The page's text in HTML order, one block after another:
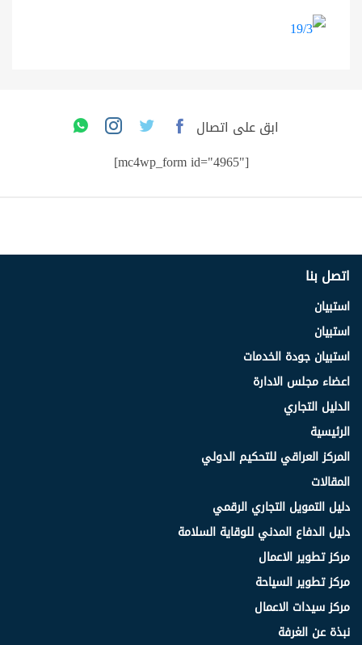
ابق على اتصال
[mc4wp_form id="4965"]
اتصل بنا
استبيان
استبيان
استبيان جودة الخدمات
اعضاء مجلس الادارة
الدليل التجاري
الرئيسية
المركز العراقي للتحكيم الدولي
المقالات
دليل التمويل التجاري الرقمي
دليل الدفاع المدني للوقاية السلامة
مركز تطوير الاعمال
مركز تطوير السياحة
مركز سيدات الاعمال
نبذة عن الغرفة